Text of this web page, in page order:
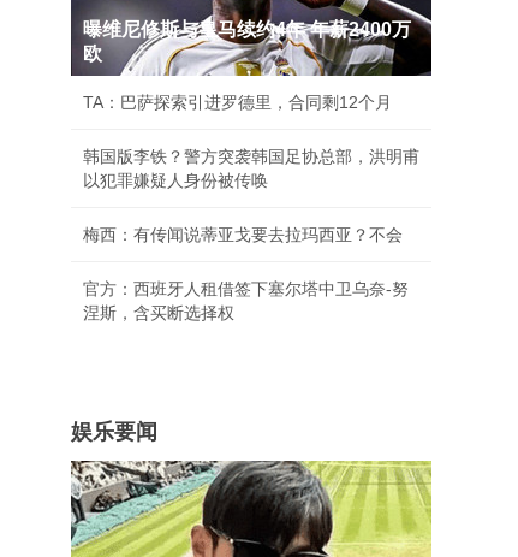
曝维尼修斯与皇马续约4年 年薪2400万
欧
TA：巴萨探索引进罗德里，合同剩12个月
韩国版李铁？警方突袭韩国足协总部，洪明甫
以犯罪嫌疑人身份被传唤
梅西：有传闻说蒂亚戈要去拉玛西亚？不会
官方：西班牙人租借签下塞尔塔中卫乌奈-努
涅斯，含买断选择权
娱乐要闻